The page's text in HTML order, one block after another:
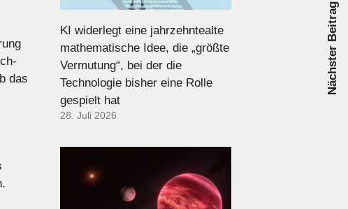
das
Nächster Beitrag
KI widerlegt eine jahrzehntealte
mathematische Idee, die „größte
Vermutung“, bei der die
Technologie bisher eine Rolle
gespielt hat
28. Juli 2026